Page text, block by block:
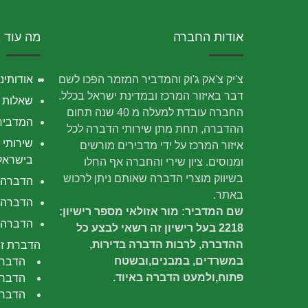
אודות החברה
צ'יק צ'אק ג'וק והמדביר המזמר הפכו לשם
דבר באיזור המרכז ובמדינת ישראל בכלל.
החברה עובדת למעלה מ 40 שנה תחום
ההדברה, תחת מתן שירותי הדברה לכל
איזור המרכז על ידי מדבירים מורשים
ומנוסים. ציון שירי והחברה אף החלו
בשיווק מוצרי הדברה שאותם ניתן לרכוש
באתר.
שם המדביר: מור אזולאי מספר רישיון:
2218 בעל רישיון זה רשאי לבצע כל
ההדברה, לרבות הדברה בדירות,
במשרדים, במבנים,ובשטח
פתוח,ולמעט הדברה באיוד.
מה
שאלות
הדברה
הדברה
הדברת